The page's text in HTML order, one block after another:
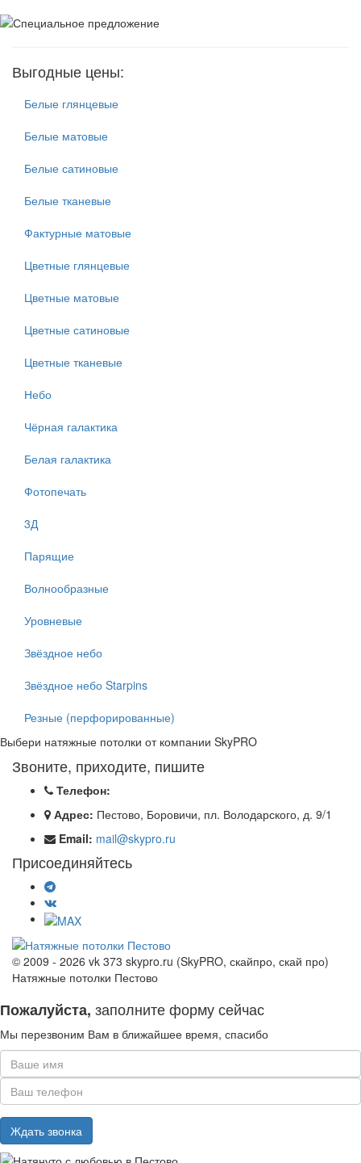
Выгодные цены:
Белые глянцевые
Белые матовые
Белые сатиновые
Белые тканевые
Фактурные матовые
Цветные глянцевые
Цветные матовые
Цветные сатиновые
Цветные тканевые
Небо
Чёрная галактика
Белая галактика
Фотопечать
3Д
Парящие
Волнообразные
Уровневые
Звёздное небо
Звёздное небо Starpins
Резные (перфорированные)
Выбери натяжные потолки от компании SkyPRO
Звоните, приходите, пишите
Телефон:
Адрес: Пестово, Боровичи, пл. Володарского, д. 9/1
Email: mail@skypro.ru
Присоединяйтесь
© 2009 - 2026 vk 373 skypro.ru (SkyPRO, скайпро, скай про)
Натяжные потолки Пестово
Пожалуйста, заполните форму сейчас
Мы перезвоним Вам в ближайшее время, спасибо